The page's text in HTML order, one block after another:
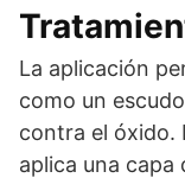
La aplicación
como un
contra el óxido.
aplica una capa